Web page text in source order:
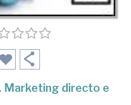
Marketing directo e